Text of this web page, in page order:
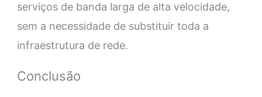
serviços de banda larga de alta velocidade,
sem a necessidade de substituir toda a
infraestrutura de rede.
Conclusão